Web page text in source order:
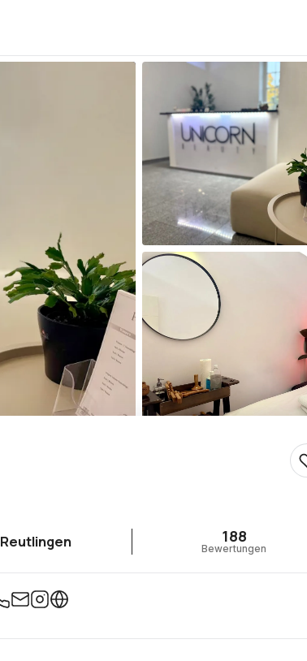
Reutlingen 188
Bewertungen